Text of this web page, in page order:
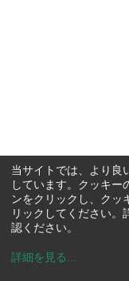
当サイトでは、より良
しています。クッキー
ンをクリックし、クッ
リックしてください。
認ください。
詳細を見る ...